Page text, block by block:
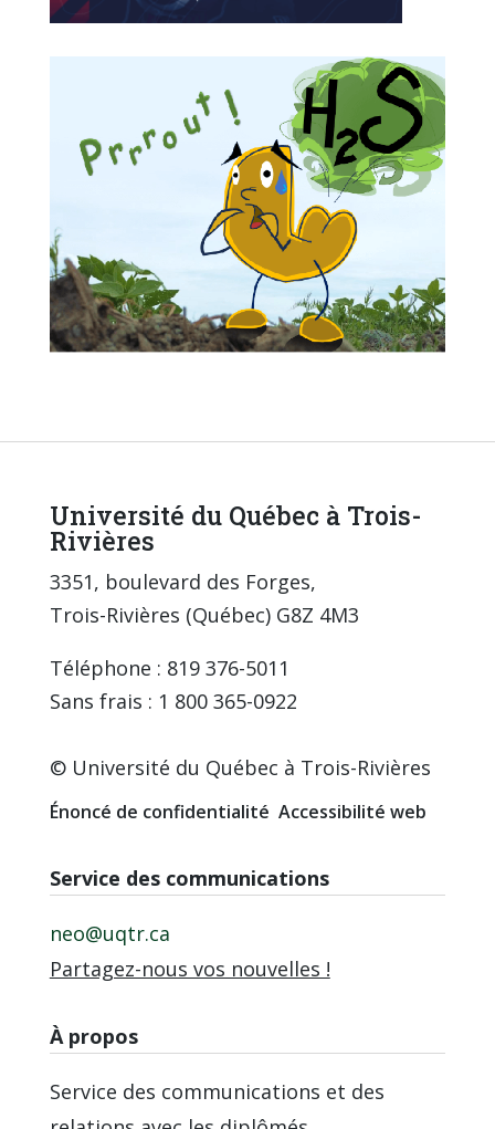
Université du Québec à Trois-
Rivières
3351, boulevard des Forges,
Trois-Rivières (Québec) G8Z 4M3
Téléphone : 819 376-5011
Sans frais : 1 800 365-0922
© Université du Québec à Trois-Rivières
Énoncé de confidentialité Accessibilité web
Service des communications
neo@uqtr.ca
Partagez-nous vos nouvelles !
À propos
Service des communications et des